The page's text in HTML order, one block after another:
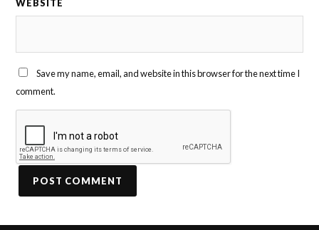
WEBSITE
Save my name, email, and website in this browser for the next time I
comment.